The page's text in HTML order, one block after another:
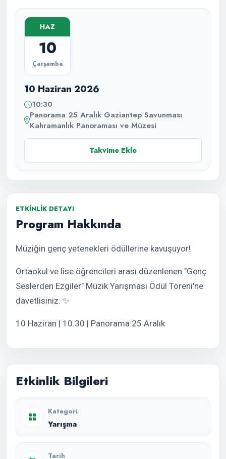
HAZ
10
Çarşamba
10 Haziran 2026
10:30
Panorama 25 Aralık Gaziantep Savunması
Kahramanlık Panoraması ve Müzesi
Takvime Ekle
ETKINLIK DETAYI
Program Hakkında
Müziğin genç yetenekleri ödüllerine kavuşuyor!
​Ortaokul ve lise öğrencileri arası düzenlenen "Genç
Seslerden Ezgiler" Müzik Yarışması Ödül Töreni'ne
davetlisiniz. ✨
10 Haziran | 10.30 | Panorama 25 Aralık
Etkinlik Bilgileri
Kategori
Yarışma
Tarih